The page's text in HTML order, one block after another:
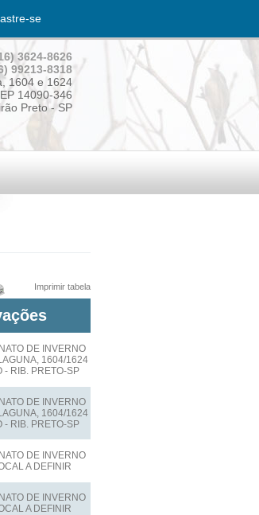
se
3624-8626
99213-8318
1604 e 1624
14090-346
Preto - SP
Imprimir tabela
DE INVERNO
1604/1624
- RIB. PRETO-SP
DE INVERNO
1604/1624
- RIB. PRETO-SP
DE INVERNO
A DEFINIR
DE INVERNO
A DEFINIR